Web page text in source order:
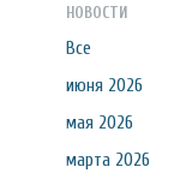
НОВОСТИ
Все
июня 2026
мая 2026
марта 2026